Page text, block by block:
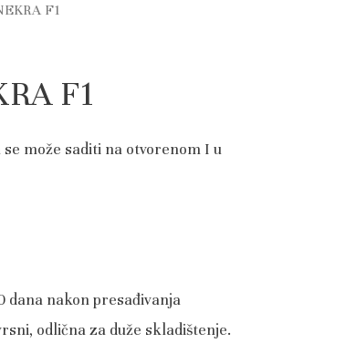
F1
F1
se može saditi na otvorenom I u
dana nakon presađivanja
odlična za duže skladištenje.